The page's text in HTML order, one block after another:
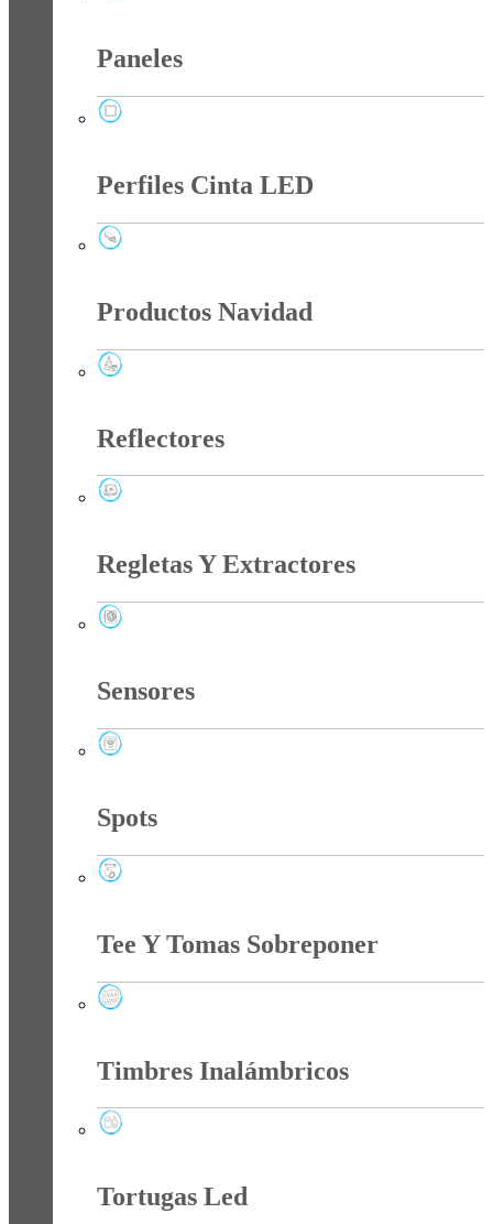
Paneles
Perfiles Cinta LED
Productos Navidad
Reflectores
Regletas Y Extractores
Sensores
Spots
Tee Y Tomas Sobreponer
Timbres Inalámbricos
Tortugas Led